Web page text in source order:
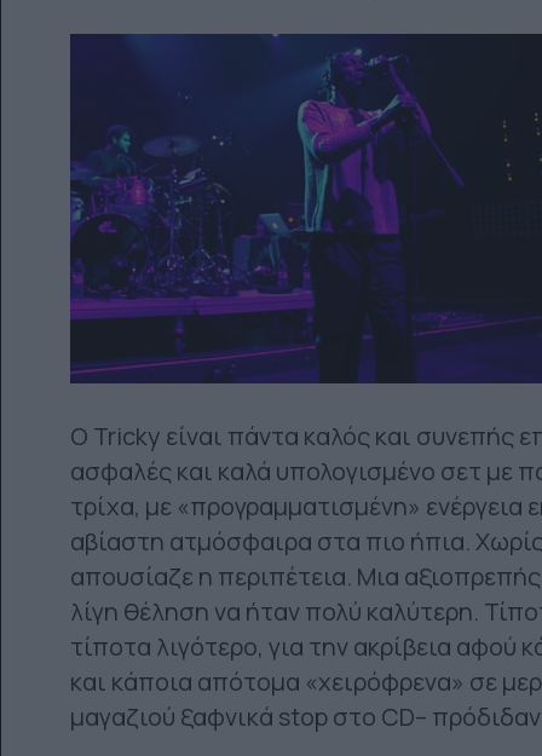
Ο Tricky είναι πάντα καλός και συνεπής
ασφαλές και καλά υπολογισμένο σετ με
τρίχα, με «προγραμματισμένη»
αβίαστη ατμόσφαιρα στα πιο ήπια.
απουσίαζε η περιπέτεια. Μια
λίγη θέληση να ήταν πολύ καλύτερη.
τίποτα λιγότερο, για την ακρίβεια
και κάποια απότομα «χειρόφρενα» σε
μαγαζιού ξαφνικά stop στο CD–